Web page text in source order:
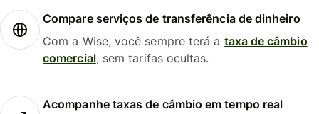
Compare serviços de transferência de dinheiro
Com a Wise, você sempre terá a taxa de câmbio
comercial, sem tarifas ocultas.
Acompanhe taxas de câmbio em tempo real